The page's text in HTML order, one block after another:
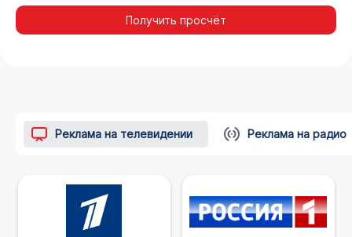
Получить просчёт
Реклама на телевидении Реклама на радио